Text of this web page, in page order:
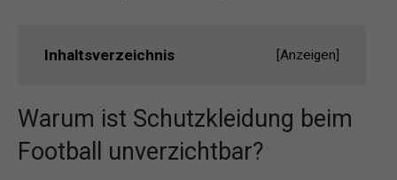
Inhaltsverzeichnis [Anzeigen]
Warum ist Schutzkleidung beim
Football unverzichtbar?